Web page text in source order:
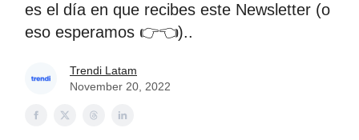
es el día en que recibes este Newsletter (o
eso esperamos 👉👈)..
Trendi Latam
November 20, 2022